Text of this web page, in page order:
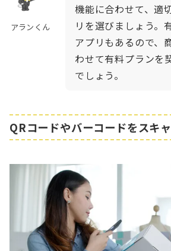
アランくん
機能に合わせて、適
リを選びましょう。
アプリもあるので、
わせて有料プランを
でしょう。
QRコードやバーコードをスキ